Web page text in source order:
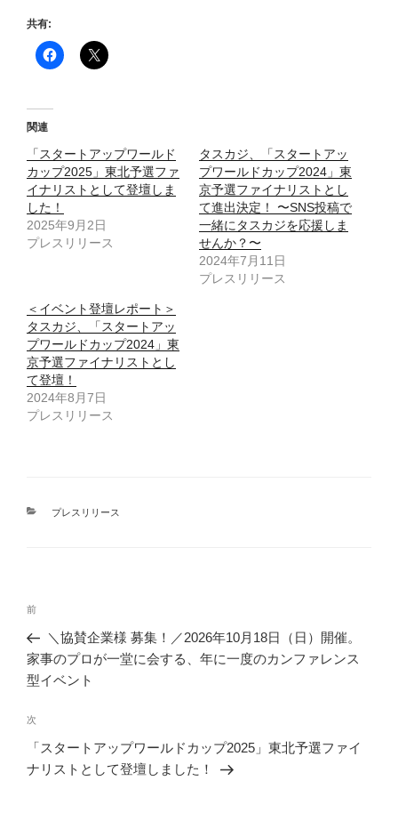
共有:
関連
「スタートアップワールド
カップ2025」東北予選ファ
イナリストとして登壇しま
した！
2025年9月2日
プレスリリース
タスカジ、「スタートアッ
プワールドカップ2024」東
京予選ファイナリストとし
て進出決定！ 〜SNS投稿で
一緒にタスカジを応援しま
せんか？〜
2024年7月11日
プレスリリース
＜イベント登壇レポート＞
タスカジ、「スタートアッ
プワールドカップ2024」東
京予選ファイナリストとし
て登壇！
2024年8月7日
プレスリリース
カ
プレスリリース
投
ナ
ビ
ー
シ
ョ
前
の
投
稿
前
＼協賛企業様 募集！／2026年10月18日（日）開催。
家事のプロが一堂に会する、年に一度のカンファレンス
型イベント
次
の
投
次
「スタートアップワールドカップ2025」東北予選ファイ
ナリストとして登壇しました！